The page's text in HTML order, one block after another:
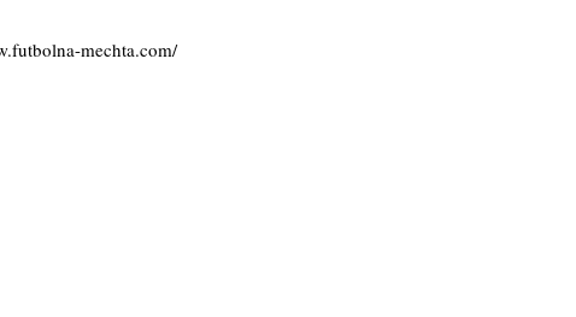
mechta.com/